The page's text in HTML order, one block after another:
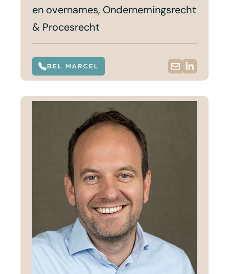
en overnames, Ondernemingsrecht
& Procesrecht
BEL MARCEL